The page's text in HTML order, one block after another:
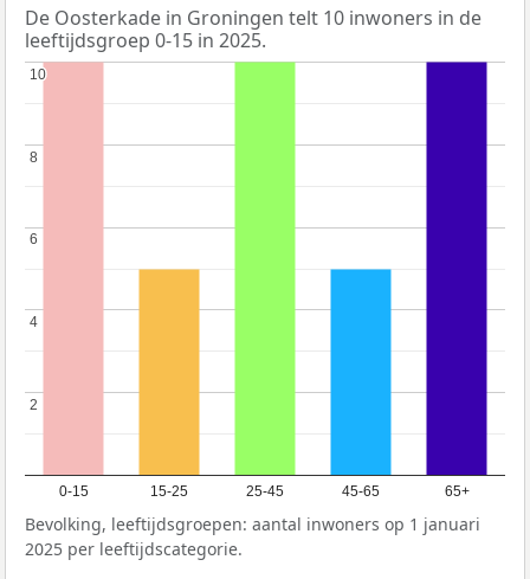
De Oosterkade in Groningen telt 10 inwoners in de
leeftijdsgroep 0-15 in 2025.
0-15 15-25 25-45 45-65 65+
2
2
4
4
6
6
8
8
10
10
Bevolking, leeftijdsgroepen: aantal inwoners op 1 januari
2025 per leeftijdscategorie.